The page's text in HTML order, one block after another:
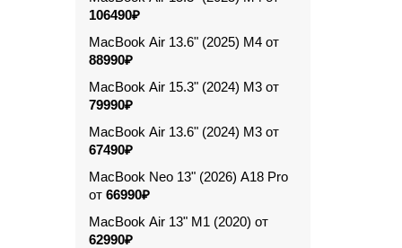
106490₽
MacBook Air 13.6" (2025) M4 от
88990₽
MacBook Air 15.3" (2024) M3 от
79990₽
MacBook Air 13.6" (2024) M3 от
67490₽
MacBook Neo 13" (2026) A18 Pro
от 66990₽
MacBook Air 13" M1 (2020) от
62990₽